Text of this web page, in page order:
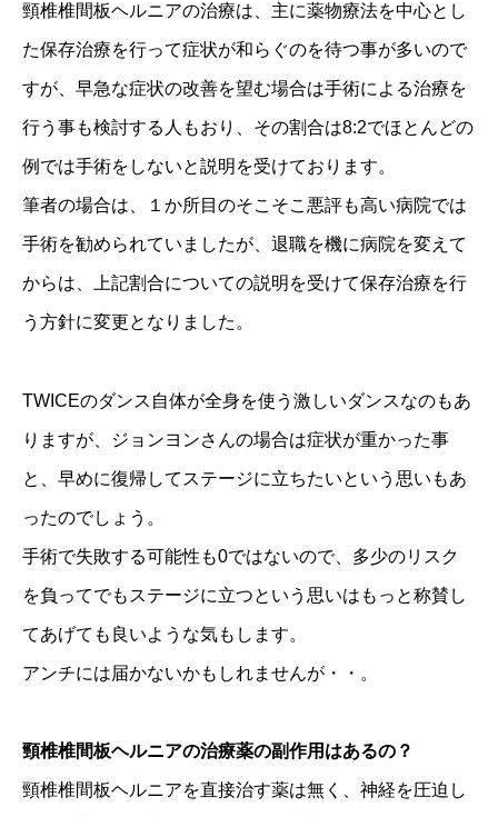
頸椎椎間板ヘルニアの治療は、主に薬物療法を中心とし
た保存治療を行って症状が和らぐのを待つ事が多いので
すが、早急な症状の改善を望む場合は手術による治療を
行う事も検討する人もおり、その割合は8:2でほとんどの
例では手術をしないと説明を受けております。
筆者の場合は、１か所目のそこそこ悪評も高い病院では
手術を勧められていましたが、退職を機に病院を変えて
からは、上記割合についての説明を受けて保存治療を行
う方針に変更となりました。
TWICEのダンス自体が全身を使う激しいダンスなのもあ
りますが、ジョンヨンさんの場合は症状が重かった事
と、早めに復帰してステージに立ちたいという思いもあ
ったのでしょう。
手術で失敗する可能性も0ではないので、多少のリスク
を負ってでもステージに立つという思いはもっと称賛し
てあげても良いような気もします。
アンチには届かないかもしれませんが・・。
頸椎椎間板ヘルニアの治療薬の副作用はあるの？
頸椎椎間板ヘルニアを直接治す薬は無く、神経を圧迫し